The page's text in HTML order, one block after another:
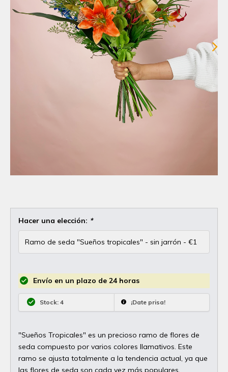
Hacer una elección: *
Envío en un plazo de 24 horas
Stock: 4 ¡Date prisa!
"Sueños Tropicales" es un precioso ramo de flores de
seda compuesto por varios colores llamativos. Este
ramo se ajusta totalmente a la tendencia actual, ya que
las flores de seda son cada vez más populares.